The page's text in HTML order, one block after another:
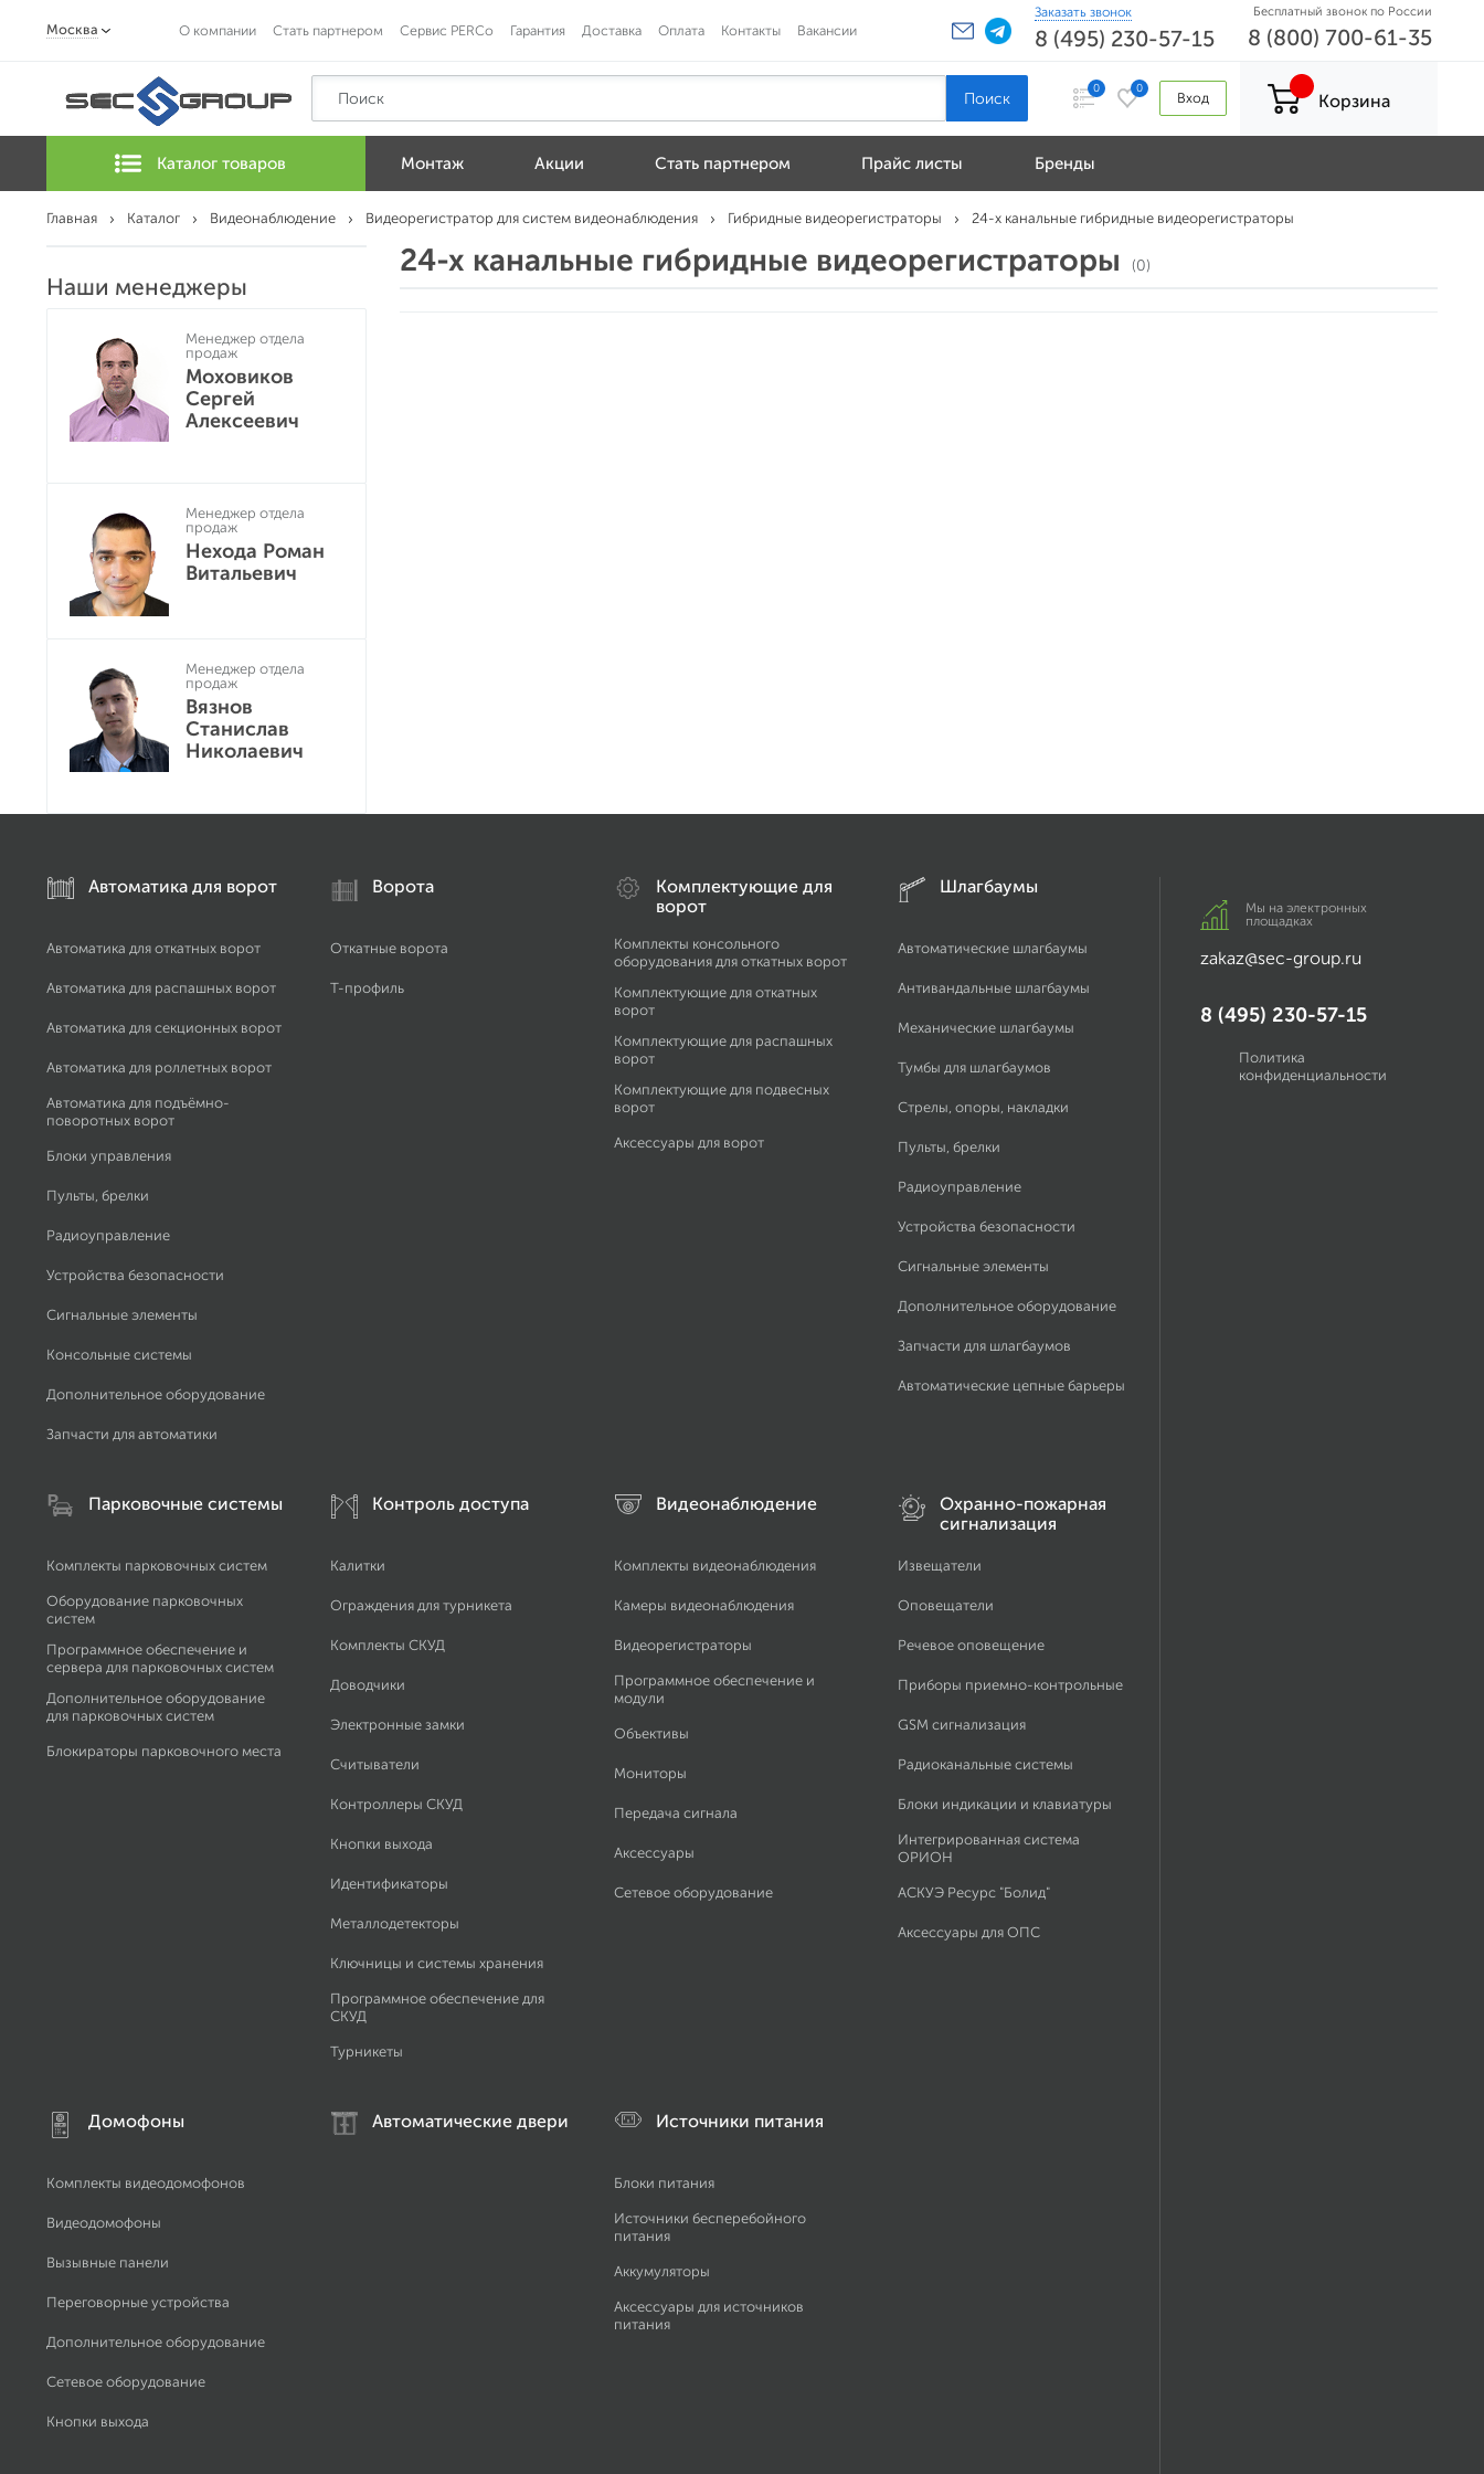
Москва О компании Стать партнером Сервис PERCo Гарантия Доставка Оплата Контакты Вакансии
Заказать звонок
8 (495) 230-57-15
Бесплатный звонок по России
8 (800) 700-61-35
0 0
Вход Корзина
Каталог товаров Монтаж Акции Стать партнером Прайс листы Бренды
Главная Каталог Видеонаблюдение Видеорегистратор для систем видеонаблюдения Гибридные видеорегистраторы 24-х канальные гибридные видеорегистраторы
Наши менеджеры
Менеджер отдела
продаж
Моховиков
Сергей
Алексеевич
Менеджер отдела
продаж
Нехода Роман
Витальевич
Менеджер отдела
продаж
Вязнов
Станислав
Николаевич
24-х канальные гибридные видеорегистраторы (0)
Автоматика для ворот
Автоматика для откатных ворот
Автоматика для распашных ворот
Автоматика для секционных ворот
Автоматика для роллетных ворот
Автоматика для подъёмно-
поворотных ворот
Блоки управления
Пульты, брелки
Радиоуправление
Устройства безопасности
Сигнальные элементы
Консольные системы
Дополнительное оборудование
Запчасти для автоматики
Ворота
Откатные ворота
Т-профиль
Комплектующие для
ворот
Комплекты консольного
оборудования для откатных ворот
Комплектующие для откатных
ворот
Комплектующие для распашных
ворот
Комплектующие для подвесных
ворот
Аксессуары для ворот
Шлагбаумы
Автоматические шлагбаумы
Антивандальные шлагбаумы
Механические шлагбаумы
Тумбы для шлагбаумов
Стрелы, опоры, накладки
Пульты, брелки
Радиоуправление
Устройства безопасности
Сигнальные элементы
Дополнительное оборудование
Запчасти для шлагбаумов
Автоматические цепные барьеры
Парковочные системы
Комплекты парковочных систем
Оборудование парковочных
систем
Программное обеспечение и
сервера для парковочных систем
Дополнительное оборудование
для парковочных систем
Блокираторы парковочного места
Контроль доступа
Калитки
Ограждения для турникета
Комплекты СКУД
Доводчики
Электронные замки
Считыватели
Контроллеры СКУД
Кнопки выхода
Идентификаторы
Металлодетекторы
Ключницы и системы хранения
Программное обеспечение для
СКУД
Турникеты
Видеонаблюдение
Комплекты видеонаблюдения
Камеры видеонаблюдения
Видеорегистраторы
Программное обеспечение и
модули
Объективы
Мониторы
Передача сигнала
Аксессуары
Сетевое оборудование
Охранно-пожарная
сигнализация
Извещатели
Оповещатели
Речевое оповещение
Приборы приемно-контрольные
GSM сигнализация
Радиоканальные системы
Блоки индикации и клавиатуры
Интегрированная система
ОРИОН
АСКУЭ Ресурс "Болид"
Аксессуары для ОПС
Домофоны
Комплекты видеодомофонов
Видеодомофоны
Вызывные панели
Переговорные устройства
Дополнительное оборудование
Сетевое оборудование
Кнопки выхода
Автоматические двери Источники питания
Блоки питания
Источники бесперебойного
питания
Аккумуляторы
Аксессуары для источников
питания
Мы на электронных
площадках
zakaz@sec-group.ru
8 (495) 230-57-15
Политика
конфиденциальности